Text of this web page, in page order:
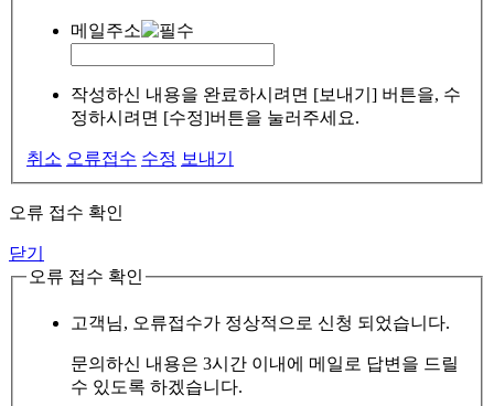
메일주소
작성하신 내용을 완료하시려면 [보내기] 버튼을, 수
정하시려면 [수정]버튼을 눌러주세요.
취소 오류접수 수정 보내기
오류 접수 확인
닫기
오류 접수 확인
고객님, 오류접수가 정상적으로 신청 되었습니다.
문의하신 내용은 3시간 이내에 메일로 답변을 드릴
수 있도록 하겠습니다.